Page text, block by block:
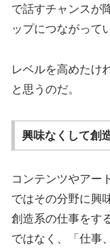
で話すチャンスが
ップにつながって
レベルを高めたけ
と思うのだ。
興味なくして創
コンテンツやアー
ではその分野に興
創造系の仕事をす
ではなく、「仕事